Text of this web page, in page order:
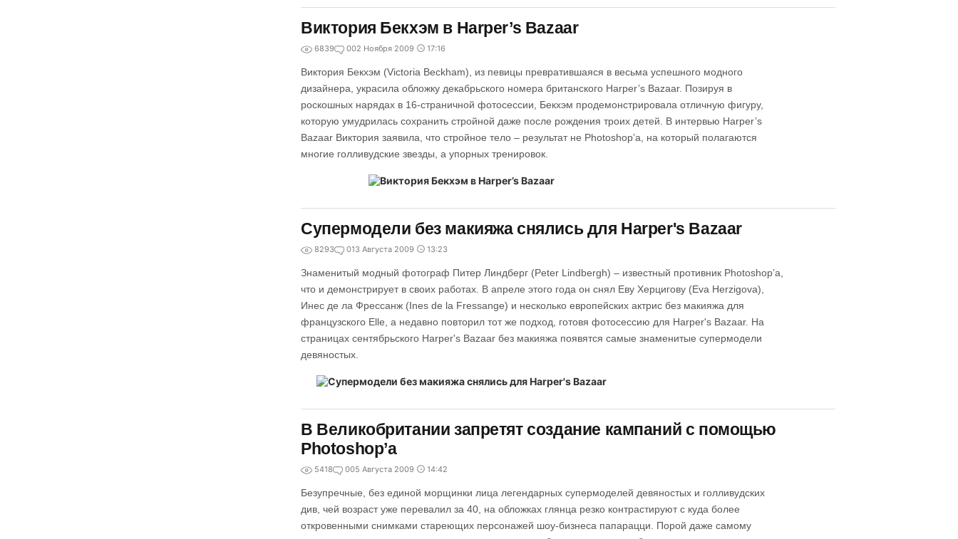
Виктория Бекхэм в Harper’s Bazaar
6839 002 Ноября 2009 17:16
Виктория Бекхэм (Victoria Beckham), из певицы превратившаяся в весьма успешного модного
дизайнера, украсила обложку декабрьского номера британского Harper’s Bazaar. Позируя в
роскошных нарядах в 16-страничной фотосессии, Бекхэм продемонстрировала отличную фигуру,
которую умудрилась сохранить стройной даже после рождения троих детей. В интервью Harper’s
Bazaar Виктория заявила, что стройное тело – результат не Photoshop’а, на который полагаются
многие голливудские звезды, а упорных тренировок.
Супермодели без макияжа снялись для Harper's Bazaar
8293 013 Августа 2009 13:23
Знаменитый модный фотограф Питер Линдберг (Peter Lindbergh) – известный противник Photoshop’a,
что и демонстрирует в своих работах. В апреле этого года он снял Еву Херцигову (Eva Herzigova),
Инес де ла Фрессанж (Ines de la Fressange) и несколько европейских актрис без макияжа для
французского Elle, а недавно повторил тот же подход, готовя фотосессию для Harper's Bazaar. На
страницах сентябрьского Harper's Bazaar без макияжа появятся самые знаменитые супермодели
девяностых.
В Великобритании запретят создание кампаний с помощью
Photoshop’а
5418 005 Августа 2009 14:42
Безупречные, без единой морщинки лица легендарных супермоделей девяностых и голливудских
див, чей возраст уже перевалил за 40, на обложках глянца резко контрастируют с куда более
откровенными снимками стареющих персонажей шоу-бизнеса папарацци. Порой даже самому